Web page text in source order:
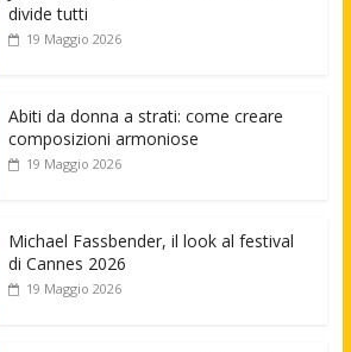
divide tutti
19 Maggio 2026
Abiti da donna a strati: come creare
composizioni armoniose
19 Maggio 2026
Michael Fassbender, il look al festival
di Cannes 2026
19 Maggio 2026